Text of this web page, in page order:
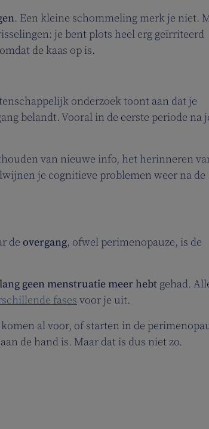
. Een kleine schommeling merk je niet.
je bent plots heel erg geïrriteerd
de kaas op is.
onderzoek toont aan dat je
belandt. Vooral in de eerste periode na
van nieuwe info, het herinneren
je cognitieve problemen weer na de
de overgang, ofwel perimenopauze, is de
geen menstruatie meer hebt gehad.
fases voor je uit.
al voor, of starten in de
de hand is. Maar dat is dus niet zo.